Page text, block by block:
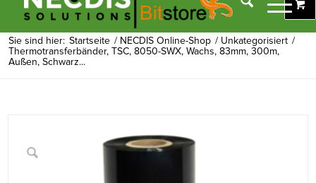
Sie sind hier: Startseite / NECDIS Online-Shop / Unkategorisiert /
Thermotransferbänder, TSC, 8050-SWX, Wachs, 83mm, 300m,
Außen, Schwarz...